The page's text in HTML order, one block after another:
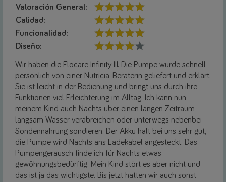
Valoración General:
Calidad:
Funcionalidad:
Diseño:
Wir haben die Flocare Infinity III. Die Pumpe wurde schnell
persönlich von einer Nutricia-Beraterin geliefert und erklärt.
Sie ist leicht in der Bedienung und bringt uns durch ihre
Funktionen viel Erleichterung im Alltag. Ich kann nun
meinem Kind auch Nachts über einen langen Zeitraum
langsam Wasser verabreichen oder unterwegs nebenbei
Sondennahrung sondieren. Der Akku hält bei uns sehr gut,
die Pumpe wird Nachts ans Ladekabel angesteckt. Das
Pumpengeräusch finde ich für Nachts etwas
gewöhnungsbedürftig. Mein Kind stört es aber nicht und
das ist ja das wichtigste. Bis jetzt hatten wir auch sonst